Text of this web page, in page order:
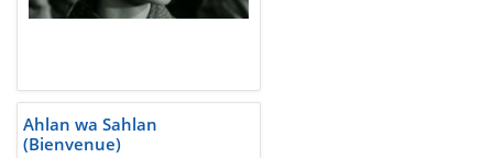
Ahlan wa Sahlan
(Bienvenue)